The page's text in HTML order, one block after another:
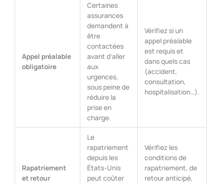
Appel préalable
obligatoire
Certaines
assurances
demandent à
être
contactées
avant d’aller
aux
urgences,
sous peine de
réduire la
prise en
charge.
Vérifiez si un
appel préalable
est requis et
dans quels cas
(accident,
consultation,
hospitalisation…).
Rapatriement
et retour
Le
rapatriement
depuis les
États-Unis
peut coûter
Vérifiez les
conditions de
rapatriement, de
retour anticipé,